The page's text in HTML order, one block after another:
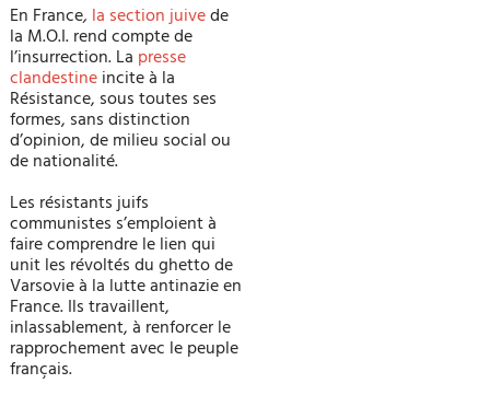
En France,la section juivede
la M.O.I. rend compte de
l’insurrection. La presse
clandestineincite à la
Résistance, sous toutes ses
formes, sans distinction
d’opinion, de milieu social ou
de nationalité.
Les résistants juifs
communistes s’emploient à
faire comprendre le lien qui
unit les révoltés du ghetto de
Varsovie à la lutte antinazie en
France. Ils travaillent,
inlassablement, à renforcer le
rapprochement avec le peuple
français.